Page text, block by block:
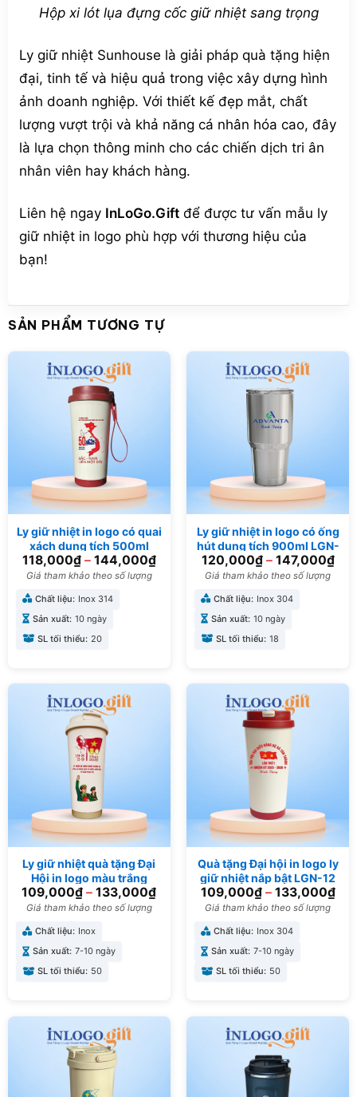
Hộp xi lót lụa đựng cốc giữ nhiệt sang trọng
Ly giữ nhiệt Sunhouse là giải pháp quà tặng hiện
đại, tinh tế và hiệu quả trong việc xây dựng hình
ảnh doanh nghiệp. Với thiết kế đẹp mắt, chất
lượng vượt trội và khả năng cá nhân hóa cao, đây
là lựa chọn thông minh cho các chiến dịch tri ân
nhân viên hay khách hàng.
Liên hệ ngay InLoGo.Giftđể được tư vấn mẫu ly
giữ nhiệt in logo phù hợp với thương hiệu của
bạn!
SẢN PHẨM TƯƠNG TỰ
Ly giữ nhiệt in logo có quai
xách dung tích 500ml
LGN-01
118,000₫– 144,000₫
Giá tham khảo theo số lượng
Chất liệu: Inox 314
Sản xuất: 10 ngày
SL tối thiểu: 20
Ly giữ nhiệt in logo có ống
hút dung tích 900ml LGN-
03
120,000₫– 147,000₫
Giá tham khảo theo số lượng
Chất liệu: Inox 304
Sản xuất: 10 ngày
SL tối thiểu: 18
Ly giữ nhiệt quà tặng Đại
Hội in logo màu trắng
500ml LGN-11
109,000₫ –133,000₫
Giá tham khảo theo số lượng
Chất liệu: Inox
Sản xuất: 7-10 ngày
SL tối thiểu: 50
Quà tặng Đại hội in logo ly
giữ nhiệt nắp bật LGN-12
109,000₫– 133,000₫
Giá tham khảo theo số lượng
Chất liệu: Inox 304
Sản xuất: 7-10 ngày
SL tối thiểu: 50